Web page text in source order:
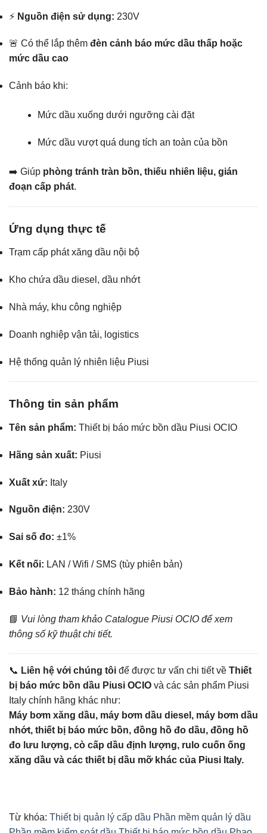
⚡ Nguồn điện sử dụng: 230V
🚨 Có thể lắp thêm đèn cảnh báo mức dầu thấp hoặc
mức dầu cao
Cảnh báo khi:
Mức dầu xuống dưới ngưỡng cài đặt
Mức dầu vượt quá dung tích an toàn của bồn
➡️ Giúp phòng tránh tràn bồn, thiếu nhiên liệu, gián
đoạn cấp phát.
Ứng dụng thực tế
Trạm cấp phát xăng dầu nội bộ
Kho chứa dầu diesel, dầu nhớt
Nhà máy, khu công nghiệp
Doanh nghiệp vận tải, logistics
Hệ thống quản lý nhiên liệu Piusi
Thông tin sản phẩm
Tên sản phẩm: Thiết bị báo mức bồn dầu Piusi OCIO
Hãng sản xuất: Piusi
Xuất xứ: Italy
Nguồn điện: 230V
Sai số đo: ±1%
Kết nối: LAN / Wifi / SMS (tùy phiên bản)
Bảo hành: 12 tháng chính hãng
📘 Vui lòng tham khảo Catalogue Piusi OCIO để xem
thông số kỹ thuật chi tiết.
📞 Liên hệ với chúng tôi để được tư vấn chi tiết về Thiết
bị báo mức bồn dầu Piusi OCIO và các sản phẩm Piusi
Italy chính hãng khác như:
Máy bơm xăng dầu, máy bơm dầu diesel, máy bơm dầu
nhớt, thiết bị báo mức bồn, đồng hồ đo dầu, đồng hồ
đo lưu lượng, cò cấp dầu định lượng, rulo cuốn ống
xăng dầu và các thiết bị dầu mỡ khác của Piusi Italy.
Từ khóa: Thiết bị quản lý cấp dầu Phần mềm quản lý dầu